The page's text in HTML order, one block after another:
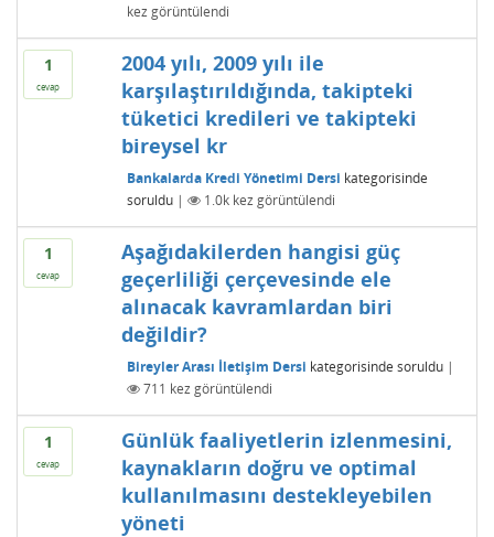
kez görüntülendi
1
cevap
2004 yılı, 2009 yılı ile
karşılaştırıldığında, takipteki
tüketici kredileri ve takipteki
bireysel kr
Bankalarda Kredi Yönetimi Dersi kategorisinde
soruldu | 1.0kkez görüntülendi
1
cevap
Aşağıdakilerden hangisi güç
geçerliliği çerçevesinde ele
alınacak kavramlardan biri
değildir?
Bireyler Arası İletişim Dersi kategorisinde soruldu |
711 kez görüntülendi
1
cevap
Günlük faaliyetlerin izlenmesini,
kaynakların doğru ve optimal
kullanılmasını destekleyebilen
yöneti